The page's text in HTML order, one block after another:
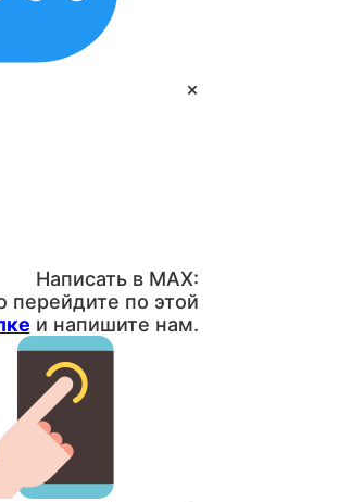
×
Написать в MAX:
перейдите по этой
и напишите нам.